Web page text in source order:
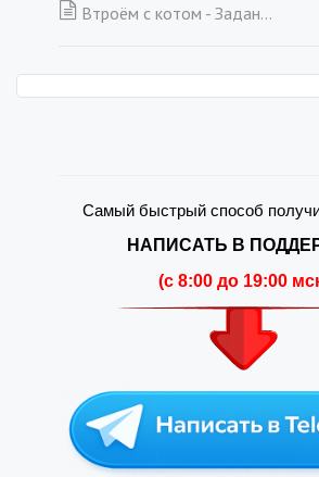
Втроём с котом - Задание 4
Самый быстрый способ
НАПИСАТЬ В
(c 8:00 до 19:00